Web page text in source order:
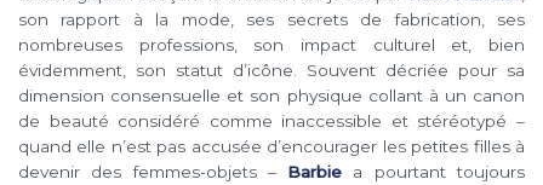
son rapport à la mode, ses secrets de fabrication, ses
nombreuses professions, son impact culturel et, bien
évidemment, son statut d’icône. Souvent décriée pour sa
dimension consensuelle et son physique collant à un canon
de beauté considéré comme inaccessible et stéréotypé –
quand elle n’est pas accusée d’encourager les petites filles à
devenir des femmes-objets – Barbie a pourtant toujours